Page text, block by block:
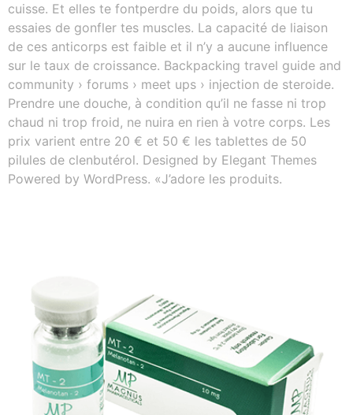
cuisse. Et elles te fontperdre du poids, alors que tu
essaies de gonfler tes muscles. La capacité de liaison
de ces anticorps est faible et il n’y a aucune influence
sur le taux de croissance. Backpacking travel guide and
community › forums › meet ups › injection de steroide.
Prendre une douche, à condition qu’il ne fasse ni trop
chaud ni trop froid, ne nuira en rien à votre corps. Les
prix varient entre 20 € et 50 € les tablettes de 50
pilules de clenbutérol. Designed by Elegant Themes
Powered by WordPress. «J’adore les produits.